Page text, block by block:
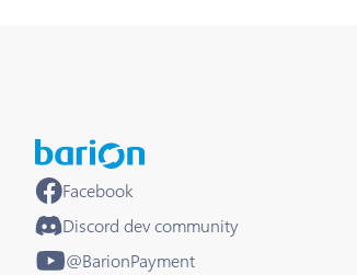
Facebook
Discord dev community
@BarionPayment